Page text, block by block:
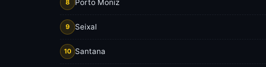
8 Porto Moniz
9 Seixal
10 Santana